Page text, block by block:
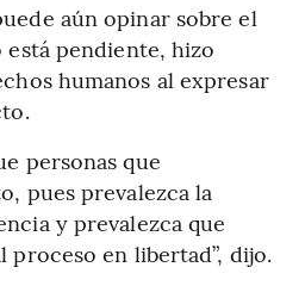
aún opinar sobre el
está pendiente, hizo
humanos al expresar
personas que
pues prevalezca la
y prevalezca que
proceso en libertad”, dijo.